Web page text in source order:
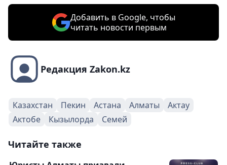
Добавить в Google, чтобы
читать новости первым
Редакция Zakon.kz
Казахстан Пекин Астана Алматы
Актау
Актобе
Кызылорда Семей
Читайте также